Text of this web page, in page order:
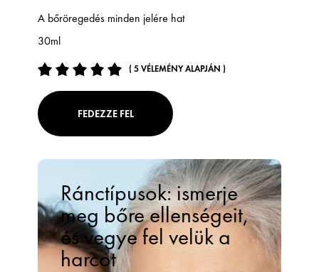
A bőröregedés minden jelére hat
30ml
( 5 VÉLEMÉNY ALAPJÁN )
FEDEZZE FEL
Ránctípusok: ismerje
meg bőre ellenségeit,
és vegye fel velük a
harcot